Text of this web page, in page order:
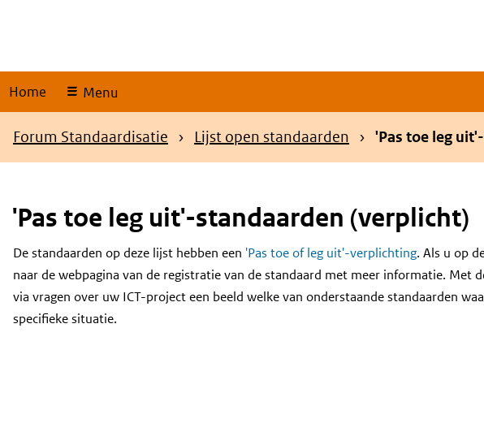
Home Menu
Kruimelpad
Forum Standaardisatie Lijst open standaarden 'Pas toe leg
'Pas toe leg uit'-standaarden (verplicht)
Content
De standaarden op deze lijst hebben een 'Pas toe of leg uit'-verplichting. Als u op
naar de webpagina van de registratie van de standaard met meer informatie. Met
via vragen over uw ICT-project een beeld welke van onderstaande standaarden
specifieke situatie.